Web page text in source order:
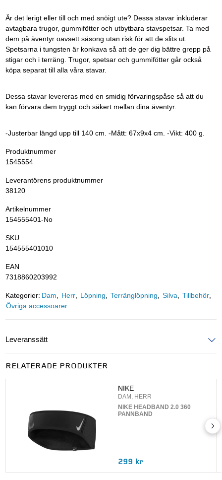
Är det lerigt eller till och med snöigt ute? Dessa stavar inkluderar
avtagbara trugor, gummifötter och utbytbara stavspetsar. Ta med
dem på äventyr oavsett säsong utan risk för att de slits ut.
Spetsarna i tungsten är konkava så att de ger dig bättre grepp på
stigar och i terräng. Trugor, spetsar och gummifötter går också
köpa separat till alla våra stavar.
Dessa stavar levereras med en smidig förvaringspåse så att du
kan förvara dem tryggt och säkert mellan dina äventyr.
-Justerbar längd upp till 140 cm. -Mått: 67x9x4 cm. -Vikt: 400 g.
Produktnummer
1545554
Leverantörens produktnummer
38120
Artikelnummer
154555401-No
SKU
154555401010
EAN
7318860203992
Kategorier: Dam Herr Löpning Terränglöpning Silva
Tillbehör
Övriga accessoarer
Leveranssätt
Ange postnummer för att se leveranssätt
RELATERADE PRODUKTER
NIKE
DAM, HERR
NIKE HEADBAND 2.0 360
PANNBAND
299 kr